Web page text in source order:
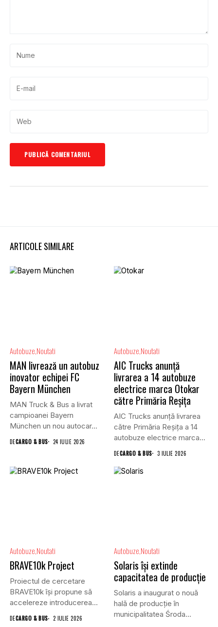
ARTICOLE SIMILARE
Autobuze Noutati
MAN livrează un autobuz
inovator echipei FC
Bayern München
MAN Truck & Bus a livrat
campioanei Bayern
München un nou autocar...
DECARGO & BUS 24 IULIE 2026
Autobuze Noutati
AIC Trucks anunță
livrarea a 14 autobuze
electrice marca Otokar
către Primăria Reșița
AIC Trucks anunță livrarea
către Primăria Reșița a 14
autobuze electrice marca...
DECARGO & BUS 3 IULIE 2026
Autobuze Noutati
BRAVE10k Project
Proiectul de cercetare
BRAVE10k își propune să
accelereze introducerea
vehiculelor autonome în...
DECARGO & BUS 2 IULIE 2026
Autobuze Noutati
Solaris își extinde
capacitatea de producție
Solaris a inaugurat o nouă
hală de producție în
municipalitatea Środa